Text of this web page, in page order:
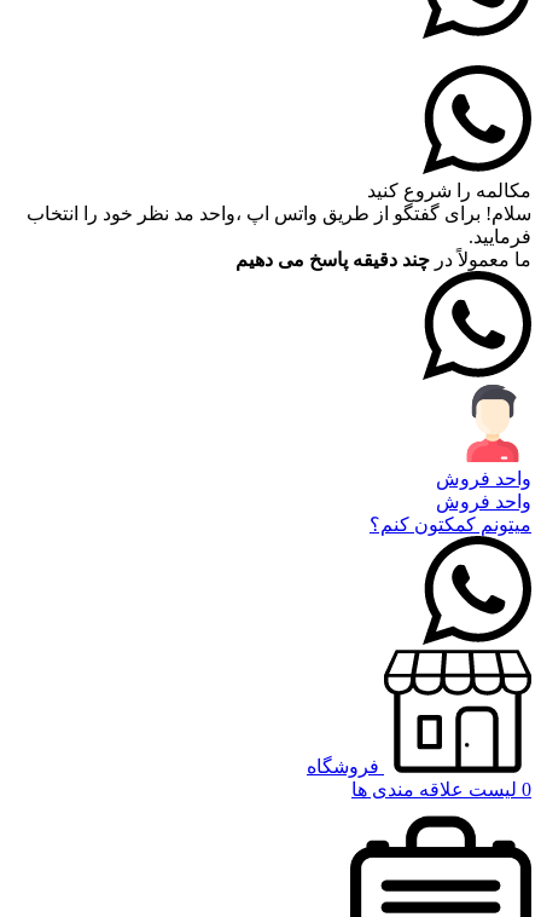
مکالمه را شروع کنید
سلام! برای گفتگو از طریق واتس اپ ،واحد مد نظر خود را انتخاب
فرمایید.
ما معمولاً در چند دقیقه پاسخ می دهیم
واحد فروش
واحد فروش
میتونم کمکتون کنم؟
فروشگاه
0 لیست علاقه مندی ها